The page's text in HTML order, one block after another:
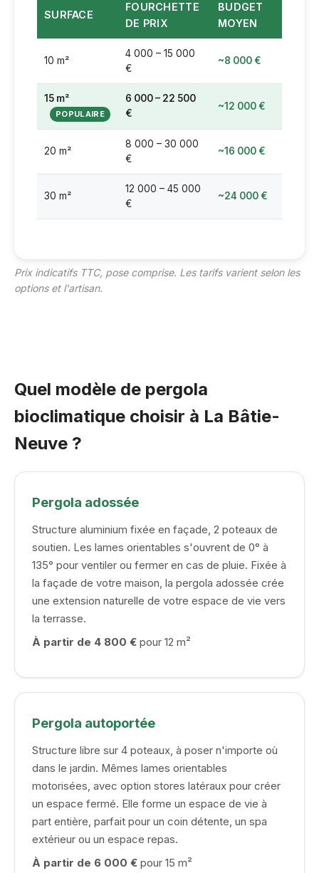
SURFACE
FOURCHETTE
DE PRIX
BUDGET
MOYEN
10 m²
4 000 – 15 000
€
~8 000 €
15 m²
6 000 – 22 500
€
~12 000 €
20 m²
8 000 – 30 000
€
~16 000 €
30 m²
12 000 – 45 000
€
~24 000 €
Prix indicatifs TTC, pose comprise. Les tarifs varient selon les
options et l'artisan.
Quel modèle de pergola
bioclimatique choisir à La Bâtie-
Neuve ?
Pergola adossée
Structure aluminium fixée en façade, 2 poteaux de
soutien. Les lames orientables s'ouvrent de 0° à
135° pour ventiler ou fermer en cas de pluie. Fixée à
la façade de votre maison, la pergola adossée crée
une extension naturelle de votre espace de vie vers
la terrasse.
À partir de 4 800 € pour 12 m²
Pergola autoportée
Structure libre sur 4 poteaux, à poser n'importe où
dans le jardin. Mêmes lames orientables
motorisées, avec option stores latéraux pour créer
un espace fermé. Elle forme un espace de vie à
part entière, parfait pour un coin détente, un spa
extérieur ou un espace repas.
À partir de 6 000 € pour 15 m²